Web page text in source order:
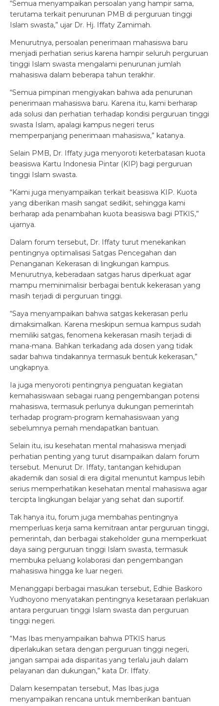
“Semua menyampaikan persoalan yang hampir sama,
terutama terkait penurunan PMB di perguruan tinggi
Islam swasta,” ujar Dr. Hj. Iffaty Zamimah.
Menurutnya, persoalan penerimaan mahasiswa baru
menjadi perhatian serius karena hampir seluruh perguruan
tinggi Islam swasta mengalami penurunan jumlah
mahasiswa dalam beberapa tahun terakhir.
“Semua pimpinan mengiyakan bahwa ada penurunan
penerimaan mahasiswa baru. Karena itu, kami berharap
ada solusi dan perhatian terhadap kondisi perguruan tinggi
swasta Islam, apalagi kampus negeri terus
memperpanjang penerimaan mahasiswa,” katanya.
Selain PMB, Dr. Iffaty juga menyoroti keterbatasan kuota
beasiswa Kartu Indonesia Pintar (KIP) bagi perguruan
tinggi Islam swasta.
“Kami juga menyampaikan terkait beasiswa KIP. Kuota
yang diberikan masih sangat sedikit, sehingga kami
berharap ada penambahan kuota beasiswa bagi PTKIS,”
ujarnya.
Dalam forum tersebut, Dr. Iffaty turut menekankan
pentingnya optimalisasi Satgas Pencegahan dan
Penanganan Kekerasan di lingkungan kampus.
Menurutnya, keberadaan satgas harus diperkuat agar
mampu meminimalisir berbagai bentuk kekerasan yang
masih terjadi di perguruan tinggi.
“Saya menyampaikan bahwa satgas kekerasan perlu
dimaksimalkan. Karena meskipun semua kampus sudah
memiliki satgas, fenomena kekerasan masih terjadi di
mana-mana. Bahkan terkadang ada dosen yang tidak
sadar bahwa tindakannya termasuk bentuk kekerasan,”
ungkapnya.
Ia juga menyoroti pentingnya penguatan kegiatan
kemahasiswaan sebagai ruang pengembangan potensi
mahasiswa, termasuk perlunya dukungan pemerintah
terhadap program-program kemahasiswaan yang
sebelumnya pernah mendapatkan bantuan.
Selain itu, isu kesehatan mental mahasiswa menjadi
perhatian penting yang turut disampaikan dalam forum
tersebut. Menurut Dr. Iffaty, tantangan kehidupan
akademik dan sosial di era digital menuntut kampus lebih
serius memperhatikan kesehatan mental mahasiswa agar
tercipta lingkungan belajar yang sehat dan suportif.
Tak hanya itu, forum juga membahas pentingnya
memperluas kerja sama kemitraan antar perguruan tinggi,
pemerintah, dan berbagai stakeholder guna memperkuat
daya saing perguruan tinggi Islam swasta, termasuk
membuka peluang kolaborasi dan pengembangan
mahasiswa hingga ke luar negeri.
Menanggapi berbagai masukan tersebut, Edhie Baskoro
Yudhoyono menyatakan pentingnya kesetaraan perlakuan
antara perguruan tinggi Islam swasta dan perguruan
tinggi negeri.
“Mas Ibas menyampaikan bahwa PTKIS harus
diperlakukan setara dengan perguruan tinggi negeri,
jangan sampai ada disparitas yang terlalu jauh dalam
pelayanan dan dukungan,” kata Dr. Iffaty.
Dalam kesempatan tersebut, Mas Ibas juga
menyampaikan rencana untuk memberikan bantuan